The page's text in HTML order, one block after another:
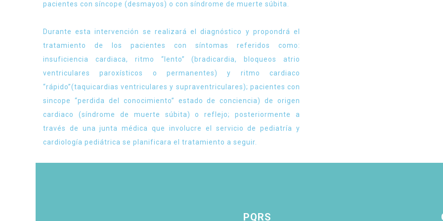
pacientes con síncope (desmayos) o con síndrome de muerte súbita.
Durante esta intervención se realizará el diagnóstico y propondrá el
tratamiento de los pacientes con síntomas referidos como:
insuficiencia cardiaca, ritmo “lento” (bradicardia, bloqueos atrio
ventriculares paroxísticos o permanentes) y ritmo cardiaco
“rápido”(taquicardias ventriculares y supraventriculares); pacientes con
sincope “perdida del conocimiento” estado de conciencia) de origen
cardiaco (síndrome de muerte súbita) o reflejo; posteriormente a
través de una junta médica que involucre el servicio de pediatría y
cardiología pediátrica se planificara el tratamiento a seguir.
PQRS